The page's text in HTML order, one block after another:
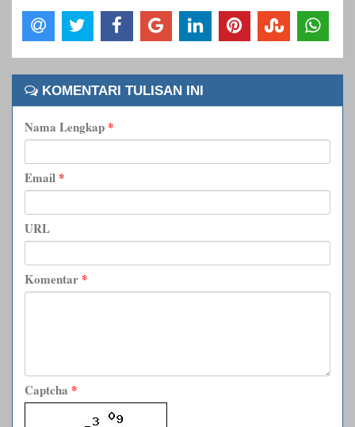
KOMENTARI TULISAN INI
Nama Lengkap *
Email *
URL
Komentar *
Captcha *